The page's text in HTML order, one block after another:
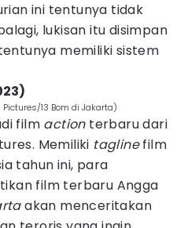
ini tentunya tidak
lukisan itu disimpan
memiliki sistem
13 Bom di Jakarta)
film actionterbaru dari
Memiliki taglinefilm
tahun ini, para
film terbaru Angga
akan menceritakan